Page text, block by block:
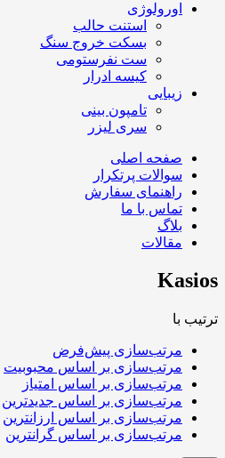
اورولوژی
استنت حالب
بسکت خروج سنگ
ست نفرستومی
کیسه ادرار
زیبایی
تامپون بینی
سری لیزر
صفحه اصلی
سوالات پرتکرار
راهنمای سفارش
تماس با ما
بلاگ
مقالات
Kasios
ترتیب با
مرتب‌سازی پیش‌فرض
مرتب‌سازی بر اساس محبوبیت
مرتب‌سازی بر اساس امتیاز
مرتب‌سازی بر اساس جدیدترین
مرتب‌سازی بر اساس ارزانترین
مرتب‌سازی بر اساس گرانترین